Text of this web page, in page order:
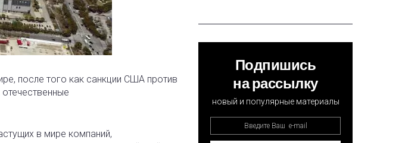
после того как санкции США против
в мире компаний,
Подпишись
на рассылку
новый и популярные материалы